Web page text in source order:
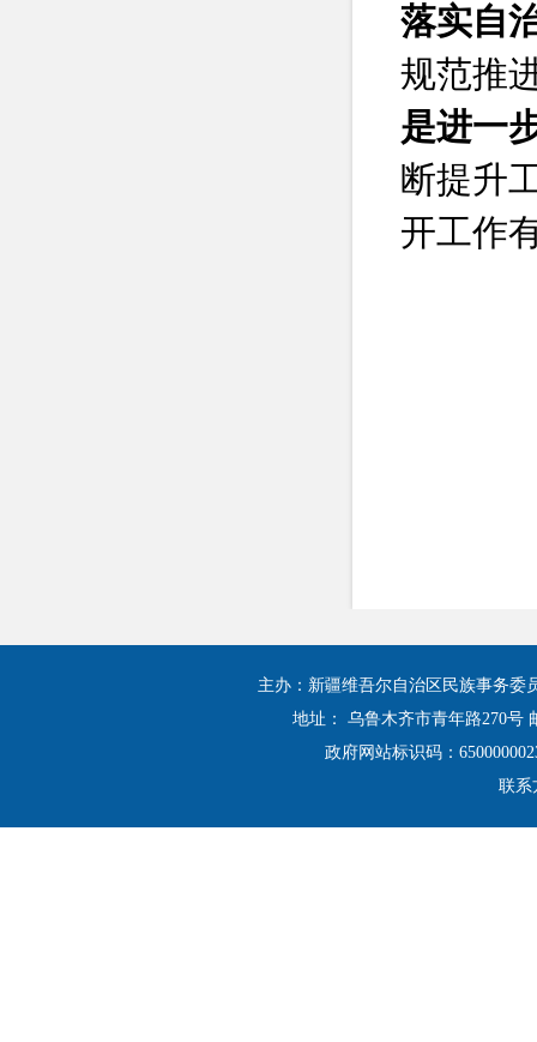
落实自
规范推
是进一
断提升
开工作
主办：新疆维吾尔自治区民族事务委
地址： 乌鲁木齐市青年路270号
政府网站标识码：
联系